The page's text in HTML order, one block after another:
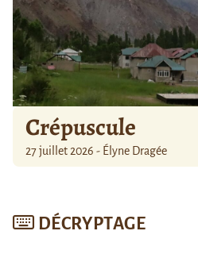
Crépuscule
27 juillet 2026 - Élyne Dragée
DÉCRYPTAGE